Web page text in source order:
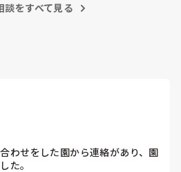
談をすべて見る
わせをした園から連絡があり、園
た。